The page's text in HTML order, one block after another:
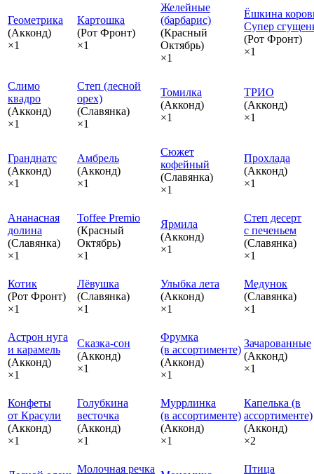
Геометрика
(Акконд)
×1
Картошка
(Рот Фронт)
×1
Желейные
(барбарис)
(Красный
Октябрь)
×1
Ёшкина
Супер
(Рот Фронт)
×1
Слимо
квадро
(Акконд)
×1
Степ (лесной
орех)
(Славянка)
×1
Томилка
(Акконд)
×1
ТРИО
(Акконд)
×1
Гранднатс
(Акконд)
×1
Амбрель
(Акконд)
×1
Сюжет
кофейный
(Славянка)
×1
Прохлада
(Акконд)
×1
Ананасная
долина
(Славянка)
×1
Toffee Premio
(Красный
Октябрь)
×1
Ярмила
(Акконд)
×1
Степ десерт
с печеньем
(Славянка)
×1
Котик
(Рот Фронт)
×1
Лёвушка
(Славянка)
×1
Улыбка лета
(Акконд)
×1
Медунок
(Славянка)
×1
Астрон нуга
и карамель
(Акконд)
×1
Сказка‑сон
(Акконд)
×1
Фрумка
(в ассортименте)
(Акконд)
×1
Зачарованные
(Акконд)
×1
Конфеты
от Красули
(Акконд)
×1
Голубкина
весточка
(Акконд)
×1
Муррлинка
(в ассортименте)
(Акконд)
×1
Капелька (в
ассортименте)
(Акконд)
×2
Молочная речка Птица